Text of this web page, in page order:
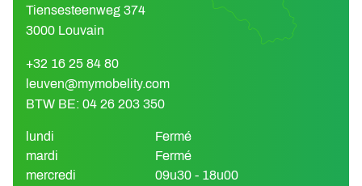
Tiensesteenweg 374
3000 Louvain
+32 16 25 84 80
leuven@mymobelity.com
BTW BE: 04 26 203 350
lundi
Fermé
mardi
Fermé
mercredi
09u30 - 18u00